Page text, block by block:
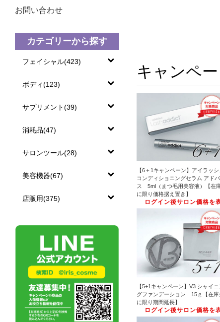
お問い合わせ
カテゴリーから探す
フェイシャル(423)
ボディ(123)
サプリメント(39)
消耗品(47)
サロンツール(28)
美容機器(67)
店販用(375)
キャンペ
【6＋1キャンペーン】アイラッシ
コンディショニングセラム アド
ス 5ml（まつ毛用美容液）【在
に限り価格据え置き】
ログイン後サロン価格を
【5+1キャンペーン】V3 シャイニ
グファンデーション 15ｇ【在庫
に限り期間延長】
ログイン後サロン価格を